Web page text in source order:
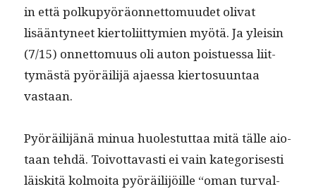
in että polkupyöräon­net­to­muudet oli­vat
lisään­tyneet kier­toli­it­tymien myötä. Ja yleisin
(7/15) onnet­to­muus oli auton poistues­sa liit­
tymästä pyöräil­i­jä ajaes­sa kier­to­su­un­taa
vastaan.
Pyöräil­i­jänä min­ua huolestut­taa mitä tälle aio­
taan tehdä. Toiv­ot­tavasti ei vain kat­e­goris­es­ti
läiskitä kol­moi­ta pyöräil­i­jöille “oman tur­val­